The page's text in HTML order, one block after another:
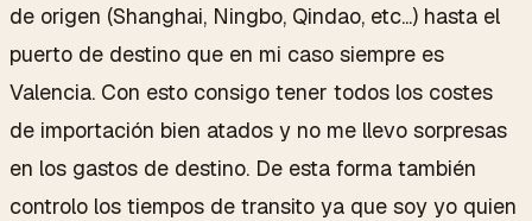
de origen (Shanghai, Ningbo, Qindao, etc...) hasta el
puerto de destino que en mi caso siempre es
Valencia. Con esto consigo tener todos los costes
de importación bien atados y no me llevo sorpresas
en los gastos de destino. De esta forma también
controlo los tiempos de transito ya que soy yo quien